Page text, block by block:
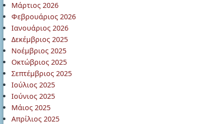
Μάρτιος 2026
Φεβρουάριος 2026
Ιανουάριος 2026
Δεκέμβριος 2025
Νοέμβριος 2025
Οκτώβριος 2025
Σεπτέμβριος 2025
Ιούλιος 2025
Ιούνιος 2025
Μάιος 2025
Απρίλιος 2025